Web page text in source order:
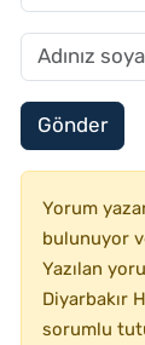
Gönder
Yorum
bulunuyor
Yazılan
Diyarbakır
sorumlu